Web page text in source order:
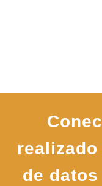
de